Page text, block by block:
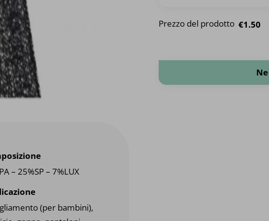
Prezzo del prodotto €1.50
– 25%SP – 7%LUX
(per bambini),